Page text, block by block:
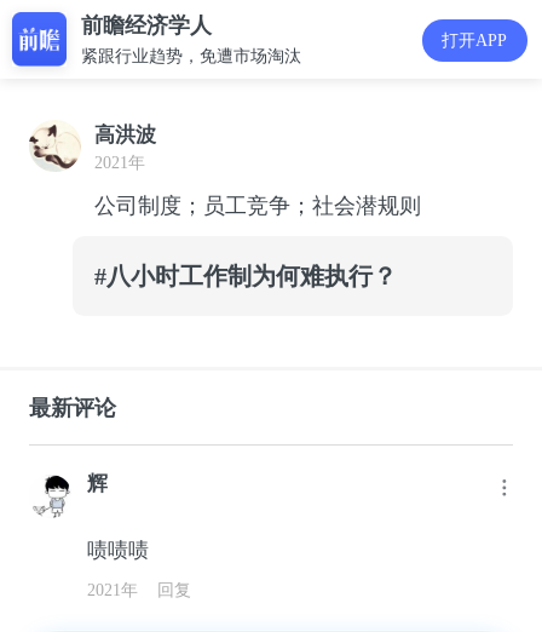
前瞻经济学人
紧跟行业趋势，免遭市场淘汰
打开APP
高洪波
2021年
公司制度；员工竞争；社会潜规则
#八小时工作制为何难执行？
最新评论
辉
啧啧啧
2021年 回复